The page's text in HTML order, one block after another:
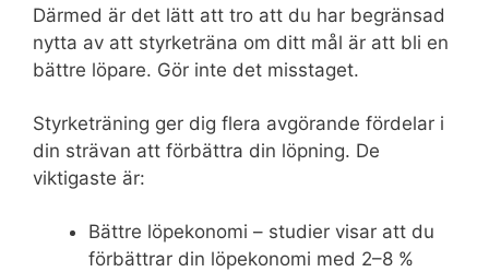
Därmed är det lätt att tro att du har begränsad
nytta av att styrketräna om ditt mål är att bli en
bättre löpare. Gör inte det misstaget.
Styrketräning ger dig flera avgörande fördelar i
din strävan att förbättra din löpning. De
viktigaste är:
Bättre löpekonomi – studier visar att du
förbättrar din löpekonomi med 2–8 %